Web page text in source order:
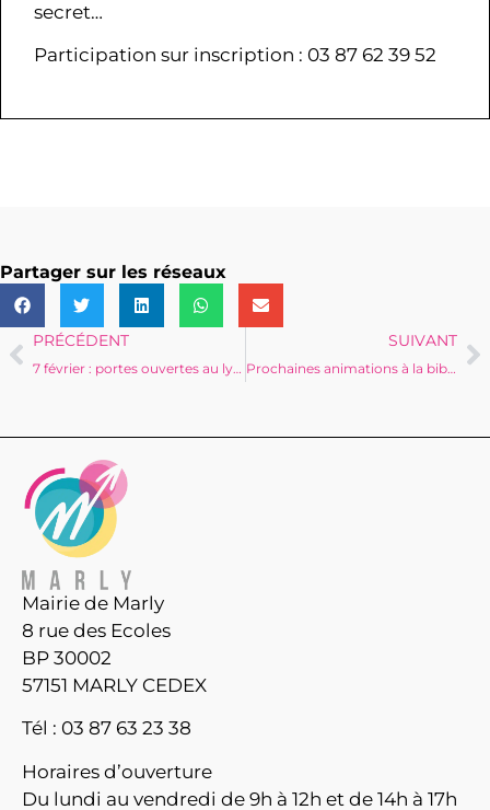
secret…
Participation sur inscription : 03 87 62 39 52
Partager sur les réseaux
PRÉCÉDENT
7 février : portes ouvertes au lycée André Citroën
SUIVANT
Prochaines animations à la bibliothèque municipale
Mairie de Marly
8 rue des Ecoles
BP 30002
57151 MARLY CEDEX
Tél : 03 87 63 23 38
Horaires d’ouverture
Du lundi au vendredi de 9h à 12h et de 14h à 17h